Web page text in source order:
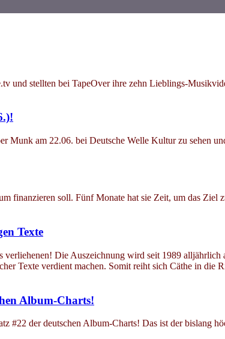
und stellten bei TapeOver ihre zehn Lieblings-
Munk am 22.06. bei Deutsche Welle Kultur zu sehen
finanzieren soll. Fünf Monate hat sie Zeit, um das Ziel
Texte
Die Auszeichnung wird seit 1989 alljährlich
Texte verdient machen. Somit reiht sich Cäthe in die
Album-Charts!
der deutschen Album-Charts! Das ist der bislang